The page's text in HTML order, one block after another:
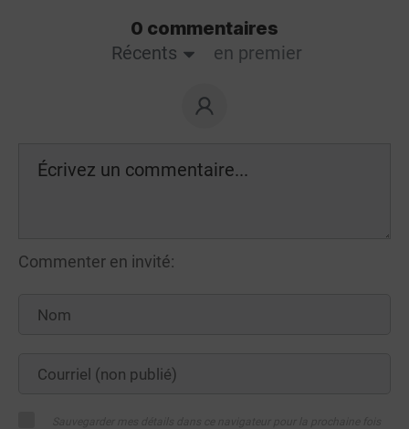
0 commentaires
Récents
en premier
Commenter en invité: